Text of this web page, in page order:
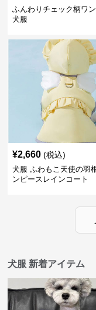
ふんわりチェック柄ワ
犬服
¥2,660 (税込)
犬服 ふわもこ天使の羽
ンピースレインコート
犬服 新着アイテム